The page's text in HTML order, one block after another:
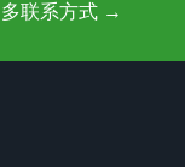
联系方式 →